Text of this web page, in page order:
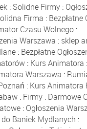
: Solidne Firmy:
Firma : Bezpłatne
Czasu Wolnego:
Warszawa : sklep
: Bezpłatne
: Kurs Animatora :
Warszawa :
: Kurs Animatora
: Firmy : Darmowe
: Ogłoszenia
do Baniek Mydlanych :